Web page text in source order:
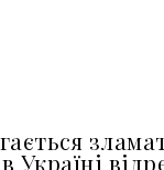
Україні